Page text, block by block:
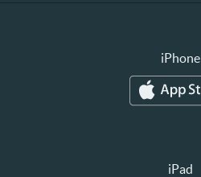
iPhone
iPad